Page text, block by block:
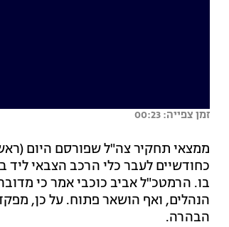
זמן צפייה: 00:23
ממצאי תחקיר צה"ל שפורסם היום
כחודשיים לעבר כלי הרכב הצבאי ליד
בו. הרמטכ"ל אביב כוכבי אמר כי
הבהרה.